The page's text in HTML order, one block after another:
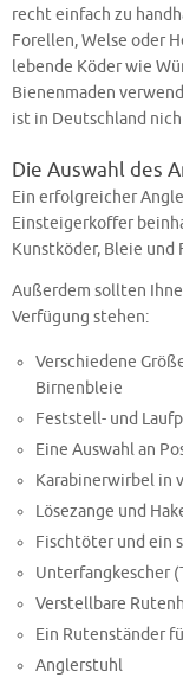
recht einfach zu
Forellen, Welse oder
lebende Köder wie
Bienenmaden
ist in Deutschland
Die Auswahl des
Ein erfolgreicher
Einsteigerkoffer
Kunstköder, Bleie und
Außerdem sollten
Verfügung stehen:
Verschiedene
Birnenbleie
Feststell- und
Eine Auswahl an
Karabinerwirbel in
Lösezange und
Fischtöter und ein
Unterfangkescher
Verstellbare
Ein Rutenständer
Anglerstuhl